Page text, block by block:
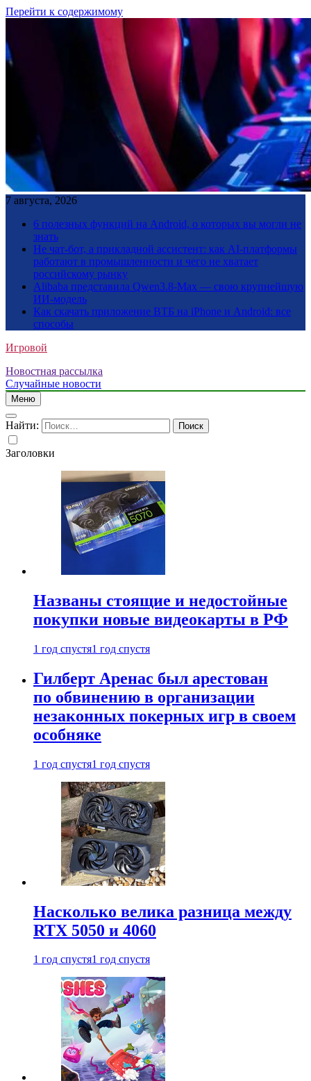
Перейти к содержимому
7 августа, 2026
6 полезных функций на Android, о которых вы могли не
знать
Не чат-бот, а прикладной ассистент: как AI-платформы
работают в промышленности и чего не хватает
российскому рынку
Alibaba представила Qwen3.8-Max — свою крупнейшую
ИИ-модель
Как скачать приложение ВТБ на iPhone и Android: все
способы
Игровой
Новостная рассылка
Случайные новости
Меню
Найти:
Заголовки
Названы стоящие и недостойные
покупки новые видеокарты в РФ
1 год спустя1 год спустя
Гилберт Аренас был арестован
по обвинению в организации
незаконных покерных игр в своем
особняке
1 год спустя1 год спустя
Насколько велика разница между
RTX 5050 и 4060
1 год спустя1 год спустя